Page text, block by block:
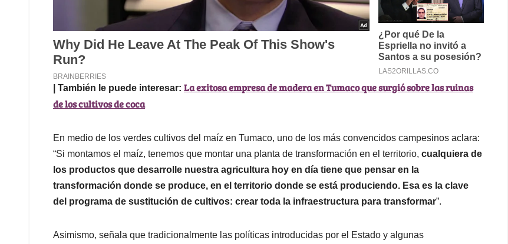
| También le puede interesar: La exitosa empresa de madera en Tumaco que surgió sobre las ruinas
de los cultivos de coca
En medio de los verdes cultivos del maíz en Tumaco, uno de los más convencidos campesinos aclara:
“Si montamos el maíz, tenemos que montar una planta de transformación en el territorio, cualquiera de
los productos que desarrolle nuestra agricultura hoy en día tiene que pensar en la
transformación donde se produce, en el territorio donde se está produciendo. Esa es la clave
del programa de sustitución de cultivos: crear toda la infraestructura para transformar”.
Asimismo, señala que tradicionalmente las políticas introducidas por el Estado y algunas